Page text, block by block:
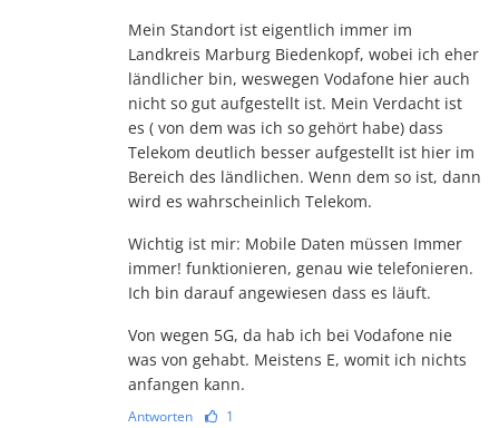
Mein Standort ist eigentlich immer im
Landkreis Marburg Biedenkopf, wobei ich eher
ländlicher bin, weswegen Vodafone hier auch
nicht so gut aufgestellt ist. Mein Verdacht ist
es ( von dem was ich so gehört habe) dass
Telekom deutlich besser aufgestellt ist hier im
Bereich des ländlichen. Wenn dem so ist, dann
wird es wahrscheinlich Telekom.
Wichtig ist mir: Mobile Daten müssen Immer
immer! funktionieren, genau wie telefonieren.
Ich bin darauf angewiesen dass es läuft.
Von wegen 5G, da hab ich bei Vodafone nie
was von gehabt. Meistens E, womit ich nichts
anfangen kann.
Antworten 1